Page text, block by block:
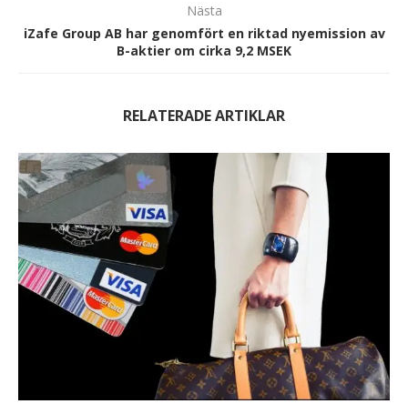
Nästa
iZafe Group AB har genomfört en riktad nyemission av
B-aktier om cirka 9,2 MSEK
RELATERADE ARTIKLAR